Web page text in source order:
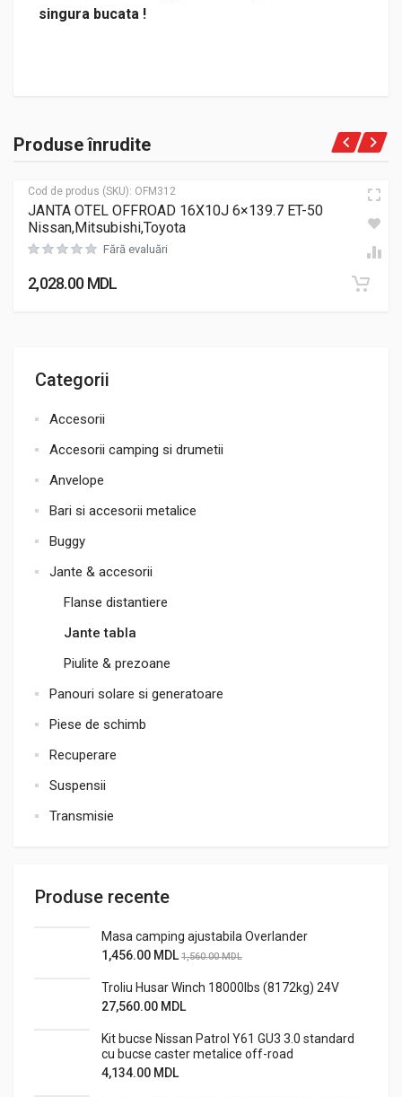
Categorii
Accesorii
Accesorii camping si drumetii
Anvelope
Bari si accesorii metalice
Buggy
Jante & accesorii
Flanse distantiere
Jante tabla
Piulite & prezoane
Panouri solare si generatoare
Piese de schimb
Recuperare
Suspensii
Transmisie
Produse recente
Masa camping ajustabila Overlander
1,456.00 MDL 1,560.00MDL
Troliu Husar Winch 18000lbs (8172kg) 24V
27,560.00 MDL
Kit bucse Nissan Patrol Y61 GU3 3.0 standard
cu bucse caster metalice off-road
4,134.00 MDL
singura bucata !
Produse înrudite
Cod de produs (SKU): OFM312
JANTA OTEL OFFROAD 16X10J 6×139.7 ET-50
Nissan,Mitsubishi,Toyota
Fără evaluări
2,028.00MDL